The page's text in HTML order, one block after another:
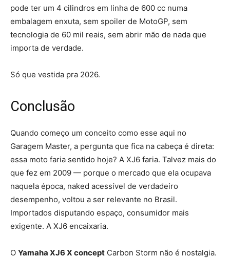
pode ter um 4 cilindros em linha de 600 cc numa
embalagem enxuta, sem spoiler de MotoGP, sem
tecnologia de 60 mil reais, sem abrir mão de nada que
importa de verdade.
Só que vestida pra 2026.
Conclusão
Quando começo um conceito como esse aqui no
Garagem Master, a pergunta que fica na cabeça é direta:
essa moto faria sentido hoje? A XJ6 faria. Talvez mais do
que fez em 2009 — porque o mercado que ela ocupava
naquela época, naked acessível de verdadeiro
desempenho, voltou a ser relevante no Brasil.
Importados disputando espaço, consumidor mais
exigente. A XJ6 encaixaria.
O Yamaha XJ6 X concept Carbon Storm não é nostalgia.